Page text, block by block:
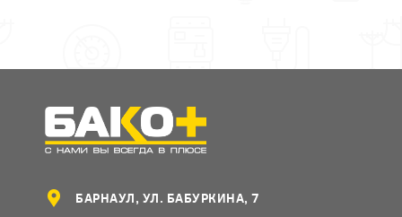
БАРНАУЛ, УЛ. БАБУРКИНА, 7